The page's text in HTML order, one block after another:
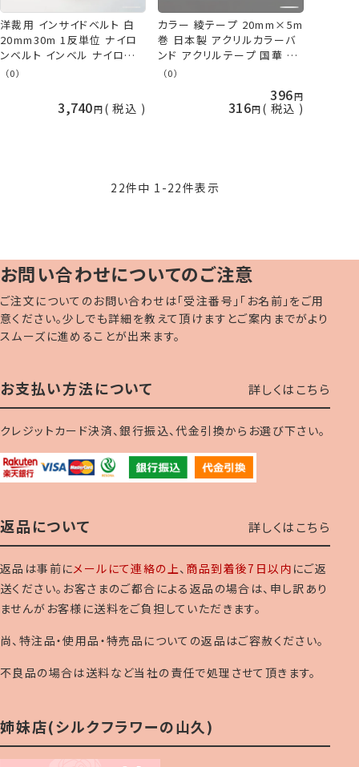
洋裁用 インサイドベルト 白
20mm30m 1反単位 ナイロ
ンベルト インベル ナイロンイ
ンベル 日本製 取寄せ商品
（0）
3,740 税込
カラー 綾テープ 20mm×5m
巻 日本製 アクリルカラーバ
ンド アクリルテープ 国華 ネ
コポス可 手芸の山久
（0）
396
316 税込
22件中 1 -22件表示
お問い合わせについてのご注意
ご注文についてのお問い合わせは「受注番号」「お名前」をご用
意ください。少しでも詳細を教えて頂けますとご案内までがより
スムーズに進めることが出来ます。
お支払い方法について 詳しくはこちら
クレジットカード決済、銀行振込、代金引換からお選び下さい。
返品について 詳しくはこちら
返品は事前にメールにて連絡の上、 商品到着後7日以内 にご返
送ください。お客さまのご都合による返品の場合は、申し訳あり
ませんがお客様に送料をご負担していただきます。
尚、特注品・使用品・特売品についての返品はご容赦ください。
不良品の場合は送料など当社の責任で処理させて頂きます。
姉妹店(シルクフラワーの山久)